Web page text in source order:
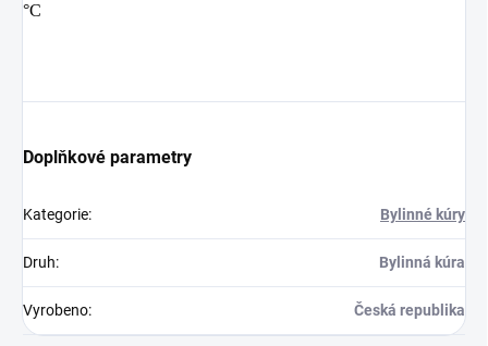
°C
Doplňkové parametry
Kategorie: Bylinné kúry
Druh: Bylinná kúra
Vyrobeno: Česká republika